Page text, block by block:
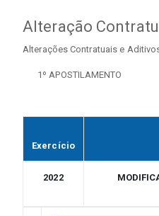
Alteração
Alterações Contratuais e
1º APOSTILAMENTO
Exercício
2022